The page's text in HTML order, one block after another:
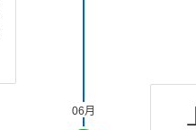
06月